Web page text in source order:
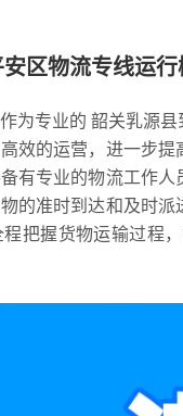
区物流专线运行
为专业的 韶关乳源
效的运营，进一步
有专业的物流工作
的准时到达和及时
把握货物运输过程